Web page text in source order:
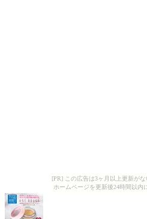
[PR] この広告は3ヶ月以上更新がな
ホームページを更新後24時間以内